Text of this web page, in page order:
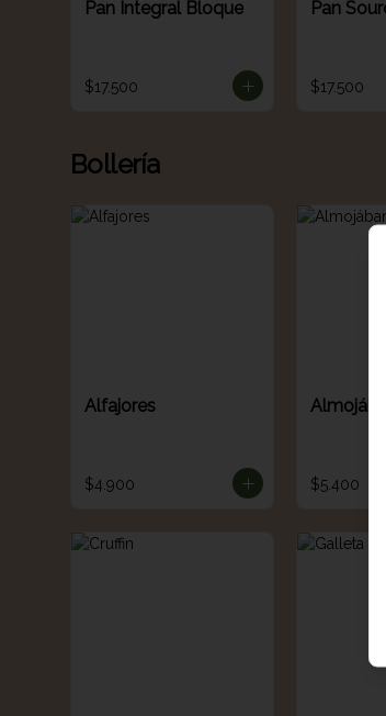
Pan Integral Bloque
$17.500
Pan
$17.500
Bollería
Alfajores
$4.900 $5.400